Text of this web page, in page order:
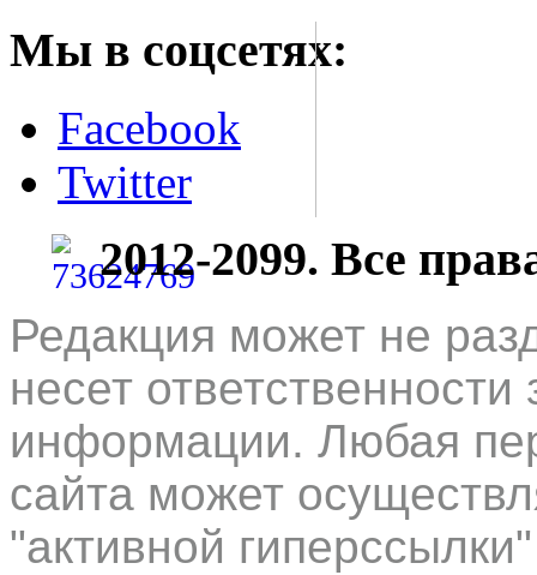
Мы в соцсетях:
Facebook
Twitter
2012-2099. Все
Редакция может не
несет
информации. Любая
сайта может
"активной